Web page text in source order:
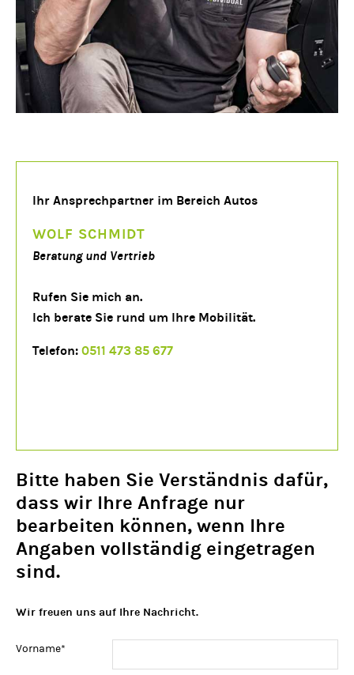
Ihr Ansprechpartner im Bereich Autos
WOLF SCHMIDT
Beratung und Vertrieb
Rufen Sie mich an.
Ich berate Sie rund um Ihre Mobilität.
Telefon: 0511 473 85 677
Bitte haben Sie Verständnis dafür,
dass wir Ihre Anfrage nur
bearbeiten können, wenn Ihre
Angaben vollständig eingetragen
sind.
Wir freuen uns auf Ihre Nachricht.
Pflichtfeld
Vorname*